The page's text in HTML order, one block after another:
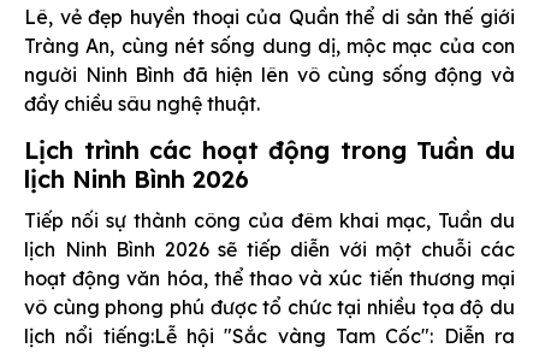
Lê, vẻ đẹp huyền thoại của Quần thể di sản thế giới
Tràng An, cùng nét sống dung dị, mộc mạc của con
người Ninh Bình đã hiện lên vô cùng sống động và
đầy chiều sâu nghệ thuật.
Lịch trình các hoạt động trong Tuần du
lịch Ninh Bình 2026
Tiếp nối sự thành công của đêm khai mạc, Tuần du
lịch Ninh Bình 2026 sẽ tiếp diễn với một chuỗi các
hoạt động văn hóa, thể thao và xúc tiến thương mại
vô cùng phong phú được tổ chức tại nhiều tọa độ du
lịch nổi tiếng:Lễ hội "Sắc vàng Tam Cốc": Diễn ra